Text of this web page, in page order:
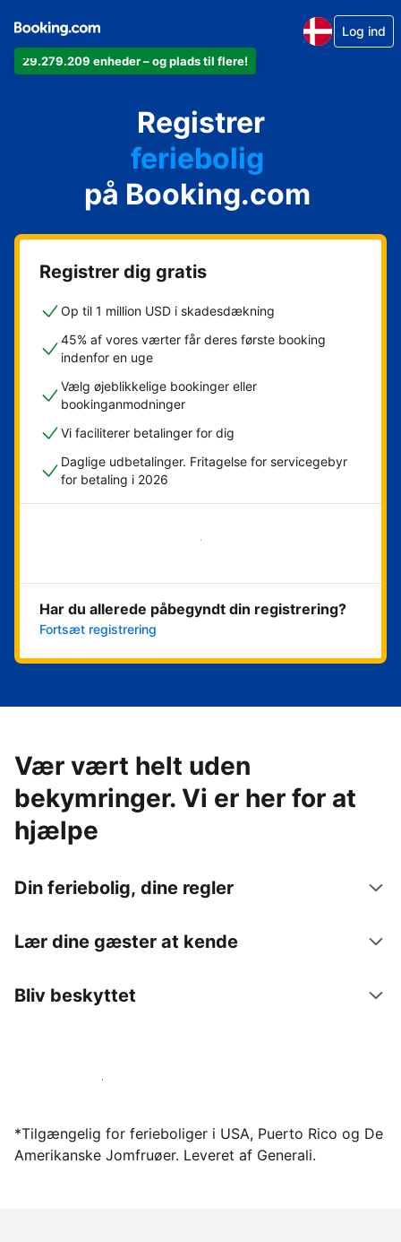
29.279.209 enheder – og plads til flere!
Log ind
Registrer
din lejlighed
dit hotel
feriebolig
dit pensionat
dit bed & breakfast
på Booking.com
Registrer dig gratis
Op til 1 million USD i skadesdækning
45% af vores værter får deres første booking
indenfor en uge
Vælg øjeblikkelige bookinger eller
bookinganmodninger
Vi faciliterer betalinger for dig
Daglige udbetalinger. Fritagelse for servicegebyr
for betaling i 2026
Kom i gang med det samme
Har du allerede påbegyndt din registrering?
Fortsæt registrering
Vær vært helt uden
bekymringer. Vi er her for at
hjælpe
Din feriebolig, dine regler
Lær dine gæster at kende
Bliv beskyttet
Bliv vært hos os i dag
*Tilgængelig for ferieboliger i USA, Puerto Rico og De
Amerikanske Jomfruøer. Leveret af Generali.